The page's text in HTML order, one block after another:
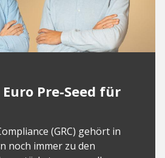
Pre-Seed für
(GRC) gehört in
noch immer zu den